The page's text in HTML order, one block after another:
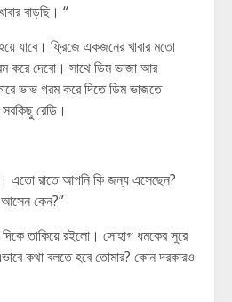
বাড়ছি। “
যাবে। ফ্রিজে একজনের খাবার মতো
দেবো। সাথে ডিম ভাজা আর
ভাভ গরম করে দিতে ডিম ভাজতে
রেডি।
এতো রাতে আপনি কি জন্য এসেছেন?
আসেন কেন?”
তাকিয়ে রইলো। সোহাগ ধমকের সুরে
কথা বলতে হবে তোমার? কোন দরকারও